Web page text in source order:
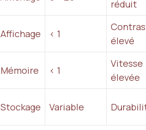
réduit
Affichage < 1
élevé
Mémoire < 1
Vitesse
élevée
Stockage Variable